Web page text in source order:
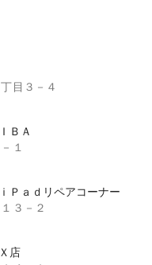
目３－４
ＢＡ
１
Ｐａｄリペアコーナー
３－２
店